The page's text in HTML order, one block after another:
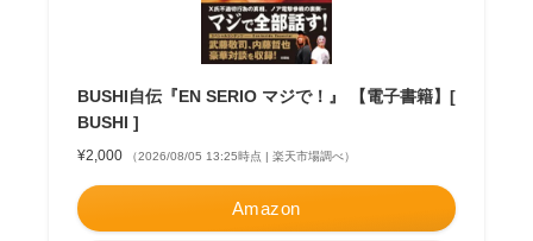
BUSHI自伝『EN SERIO マジで！』 【電子書籍】[
BUSHI ]
¥2,000 （2026/08/05 13:25時点 | 楽天市場調べ）
Amazon